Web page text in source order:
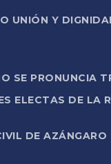
UNIÓN Y
SE PRONUNCIA
ELECTAS DE LA
DE